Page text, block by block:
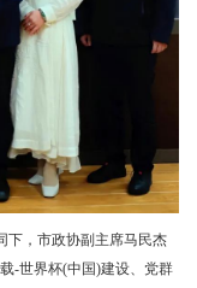
下，市政协副主席马民杰
-世界杯(中国)建设、党群